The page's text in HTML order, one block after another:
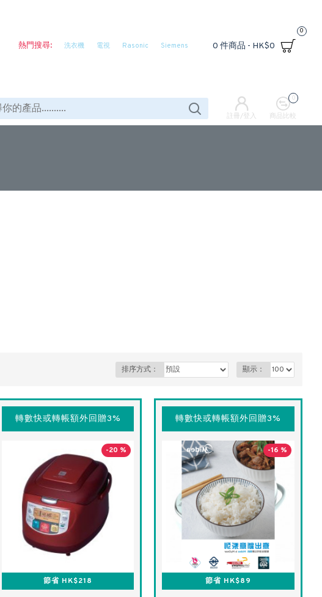
熱門搜尋: 洗衣機 電視 Rasonic Siemens 0 件商品 - HK$0
0
註冊/登入 商品比較
0
排序方式： 顯示：
轉數快或轉帳額外回贈3%
-20 %
節省 HK$218
轉數快或轉帳額外回贈3%
-16 %
節省 HK$89